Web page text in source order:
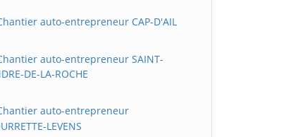
auto-entrepreneur CAP-D'AIL
auto-entrepreneur SAINT-
DE-LA-ROCHE
auto-entrepreneur
LEVENS